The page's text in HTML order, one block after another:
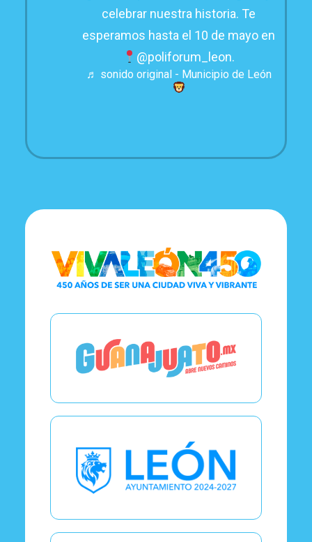
celebrar nuestra historia. Te
esperamos hasta el 10 de mayo en
@poliforum_leon.
♬ sonido original - Municipio de León